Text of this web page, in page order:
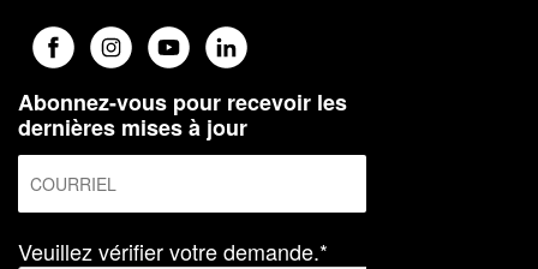
Abonnez-vous pour recevoir les
dernières mises à jour
Veuillez vérifier votre demande.*